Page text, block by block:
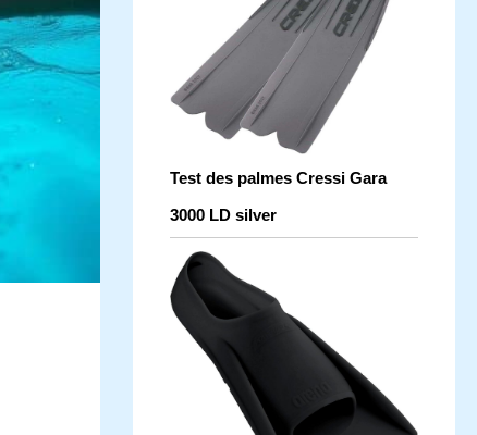
Test des palmes Cressi Gara
3000 LD silver